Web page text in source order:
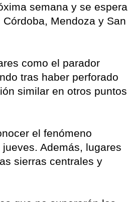
semana y se espera
Mendoza y San
como el parador
tras haber perforado
similar en otros puntos
el fenómeno
Además, lugares
sierras centrales y